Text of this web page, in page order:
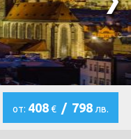
от: 408€ / 798 лв.